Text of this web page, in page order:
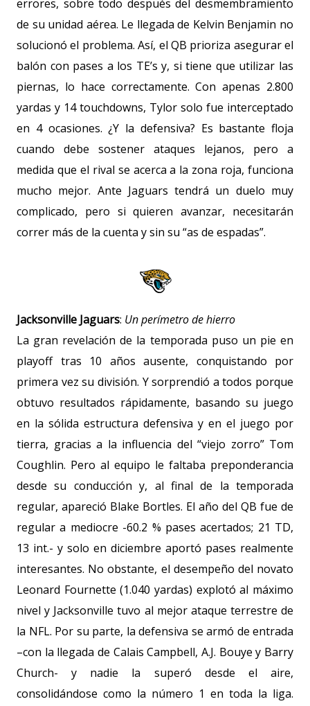
errores, sobre todo después del desmembramiento
de su unidad aérea. Le llegada de Kelvin Benjamin no
solucionó el problema. Así, el QB prioriza asegurar el
balón con pases a los TE’s y, si tiene que utilizar las
piernas, lo hace correctamente. Con apenas 2.800
yardas y 14 touchdowns, Tylor solo fue interceptado
en 4 ocasiones. ¿Y la defensiva? Es bastante floja
cuando debe sostener ataques lejanos, pero a
medida que el rival se acerca a la zona roja, funciona
mucho mejor. Ante Jaguars tendrá un duelo muy
complicado, pero si quieren avanzar, necesitarán
correr más de la cuenta y sin su “as de espadas”.
Jacksonville Jaguars: Un perímetro de hierro
La gran revelación de la temporada puso un pie en
playoff tras 10 años ausente, conquistando por
primera vez su división. Y sorprendió a todos porque
obtuvo resultados rápidamente, basando su juego
en la sólida estructura defensiva y en el juego por
tierra, gracias a la influencia del “viejo zorro” Tom
Coughlin. Pero al equipo le faltaba preponderancia
desde su conducción y, al final de la temporada
regular, apareció Blake Bortles. El año del QB fue de
regular a mediocre -60.2 % pases acertados; 21 TD,
13 int.- y solo en diciembre aportó pases realmente
interesantes. No obstante, el desempeño del novato
Leonard Fournette (1.040 yardas) explotó al máximo
nivel y Jacksonville tuvo al mejor ataque terrestre de
la NFL. Por su parte, la defensiva se armó de entrada
–con la llegada de Calais Campbell, A.J. Bouye y Barry
Church- y nadie la superó desde el aire,
consolidándose como la número 1 en toda la liga.